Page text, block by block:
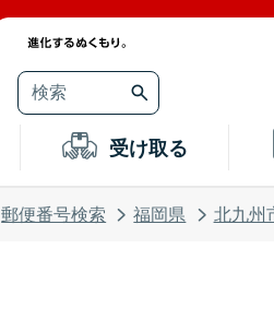
受け取る
郵便番号検索 福岡県 北九州